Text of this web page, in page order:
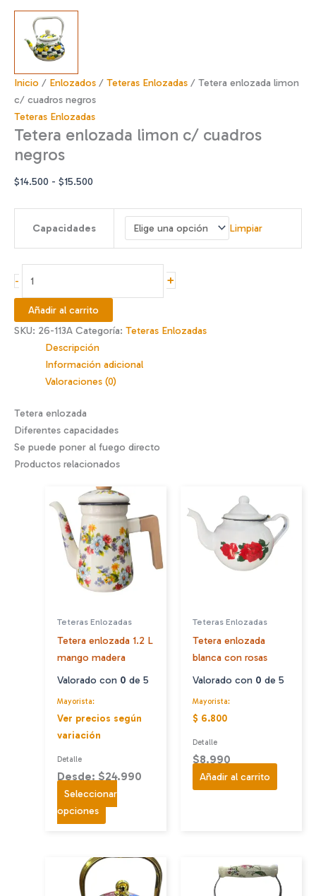
Inicio / Enlozados / Teteras Enlozadas / Tetera enlozada limon
c/ cuadros negros
Teteras Enlozadas
Tetera enlozada limon c/ cuadros
negros
$14.500 - $15.500
precios:
desde
$14.500
hasta
Capacidades Limpiar
-
enlozada
limon
c/
+
Añadir al carrito
SKU: 26-113A Categoría: Teteras Enlozadas
Descripción
Información adicional
Valoraciones (0)
Tetera enlozada
Diferentes capacidades
Se puede poner al fuego directo
Productos relacionados
Teteras Enlozadas
Tetera enlozada 1.2 L
mango madera
Valorado con 0 de 5
Mayorista:
Ver precios según
variación
Detalle
Desde: $24.990
Seleccionar
opciones Este
producto
múltiples
variantes.
Teteras Enlozadas
Tetera enlozada
blanca con rosas
Valorado con 0 de 5
Mayorista:
$ 6.800
Detalle
$8.990
Añadir al carrito